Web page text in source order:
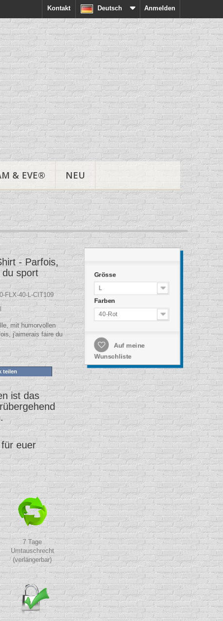
Anmelden
Deutsch
Kontakt
& EVE® NEU
- Parfois,
du sport
FLX-40-L-CIT109
mit humorvollen
j'aimerais faire du
teilen
ist das
euer
7 Tage
Umtauschrecht
(verlängerbar)
Grösse
L
Farben
40-Rot
Auf meine
Wunschliste